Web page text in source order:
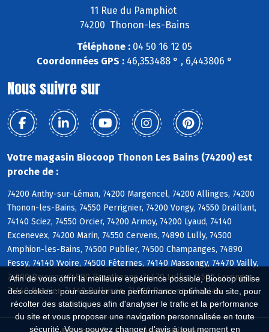
Afin de vous offrir la meilleure expérience possible, Biocoop utilise
des cookies : pour assurer une performance optimale du site, pour
récolter des statistiques afin d'analyser le trafic et la performance
du site et vous proposer une navigation personnalisée en toute
sécurité. Vous pouvez changer d'avis à tout moment en
11 Rue du Pamphiot
74200 Thonon-les-Bains
Téléphone : 04 50 16 12 05
Coordonnées GPS : 46,353488 ° , 6,443806 °
Nous suivre sur
Votre magasin Biocoop Thonon Les Bains (74200) est
proche de :
74200 Anthy-sur-Léman, 74200 Margencel, 74200 Allinges, 74200
Thonon-les-Bains, 74550 Perrignier, 74200 Vongy, 74550 Draillant,
74140 Sciez, 74550 Orcier, 74200 Armoy, 74200 Lyaud, 74140
Excenevex, 74200 Marin, 74550 Cervens, 74890 Lully, 74500
Amphion-les-Bains, 74500 Publier, 74500 Champanges, 74890
Fessy, 74140 Yvoire, 74500 Féternes, 74140 Massongy, 74470 Vailly,
74200 Reyvroz, 74890 Brenthonne, 74470 Lullin, 74500 Larringes,
74140 Nernier, 74140 Ballaison, 74890 Bons-en-Chablais